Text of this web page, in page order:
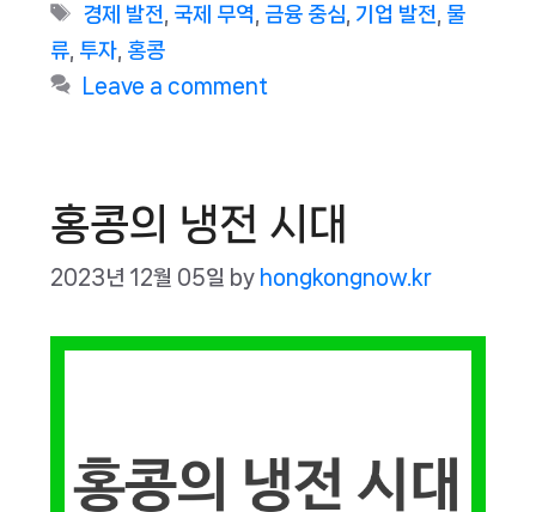
Tags
경제 발전 국제 무역 금융 중심 기업 발전
물
류 투자 홍콩
Leave a comment
홍콩의 냉전 시대
2023년 12월 05일 by hongkongnow.kr